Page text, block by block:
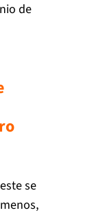
de
se